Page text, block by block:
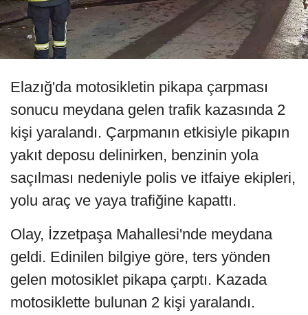
Elazığ'da motosikletin pikapa çarpması
sonucu meydana gelen trafik kazasında 2
kişi yaralandı. Çarpmanın etkisiyle pikapın
yakıt deposu delinirken, benzinin yola
saçılması nedeniyle polis ve itfaiye ekipleri,
yolu araç ve yaya trafiğine kapattı.
Olay, İzzetpaşa Mahallesi'nde meydana
geldi. Edinilen bilgiye göre, ters yönden
gelen motosiklet pikapa çarptı. Kazada
motosiklette bulunan 2 kişi yaralandı.